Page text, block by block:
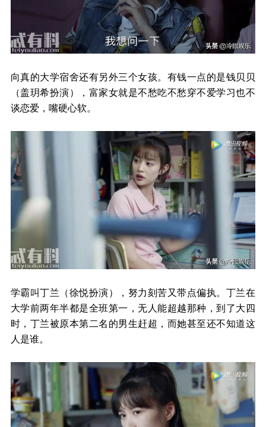
向真的大学宿舍还有另外三个女孩。有钱一点的是钱贝贝
（盖玥希扮演），富家女就是不愁吃不愁穿不爱学习也不
谈恋爱，嘴硬心软。
学霸叫丁兰（徐悦扮演），努力刻苦又带点偏执。丁兰在
大学前两年半都是全班第一，无人能超越那种，到了大四
时，丁兰被原本第二名的男生赶超，而她甚至还不知道这
人是谁。